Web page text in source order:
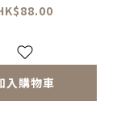
入購物車